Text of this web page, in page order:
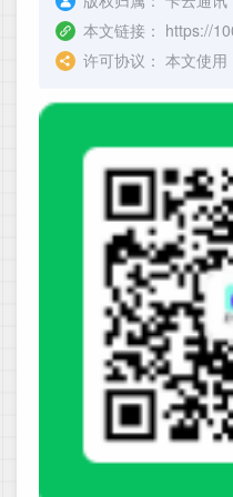
本文链接： https://
许可协议： 本文使用